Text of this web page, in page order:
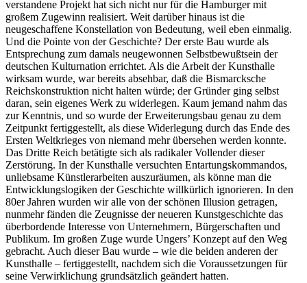
verstandene Projekt hat sich nicht nur für die Hamburger mit
großem Zugewinn realisiert. Weit darüber hinaus ist die
neugeschaffene Konstellation von Bedeutung, weil eben einmalig.
Und die Pointe von der Geschichte? Der erste Bau wurde als
Entsprechung zum damals neugewonnen Selbstbewußtsein der
deutschen Kulturnation errichtet. Als die Arbeit der Kunsthalle
wirksam wurde, war bereits absehbar, daß die Bismarcksche
Reichskonstruktion nicht halten würde; der Gründer ging selbst
daran, sein eigenes Werk zu widerlegen. Kaum jemand nahm das
zur Kenntnis, und so wurde der Erweiterungsbau genau zu dem
Zeitpunkt fertiggestellt, als diese Widerlegung durch das Ende des
Ersten Weltkrieges von niemand mehr übersehen werden konnte.
Das Dritte Reich betätigte sich als radikaler Vollender dieser
Zerstörung. In der Kunsthalle versuchten Entartungskommandos,
unliebsame Künstlerarbeiten auszuräumen, als könne man die
Entwicklungslogiken der Geschichte willkürlich ignorieren. In den
80er Jahren wurden wir alle von der schönen Illusion getragen,
nunmehr fänden die Zeugnisse der neueren Kunstgeschichte das
überbordende Interesse von Unternehmern, Bürgerschaften und
Publikum. Im großen Zuge wurde Ungers’ Konzept auf den Weg
gebracht. Auch dieser Bau wurde – wie die beiden anderen der
Kunsthalle – fertiggestellt, nachdem sich die Voraussetzungen für
seine Verwirklichung grundsätzlich geändert hatten.